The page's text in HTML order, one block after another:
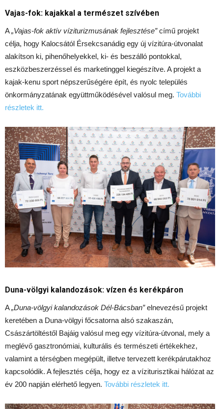
Vajas-fok: kajakkal a természet szívében
A„Vajas-fok aktív víziturizmusának fejlesztése”című projekt
célja, hogy Kalocsától Érsekcsanádig egy új vízitúra-útvonalat
alakítson ki, pihenőhelyekkel, ki- és beszálló pontokkal,
eszközbeszerzéssel és marketinggel kiegészítve. A projekt a
kajak-kenu sport népszerűségére épít, és nyolc település
önkormányzatának együttműködésével valósul meg. További
részletek itt.
Duna-völgyi kalandozások: vízen és kerékpáron
A„Duna-völgyi kalandozások Dél-Bácsban”elnevezésű projekt
keretében a Duna-völgyi főcsatorna alsó szakaszán,
Császártöltéstől Bajáig valósul meg egy vízitúra-útvonal, mely a
meglévő gasztronómiai, kulturális és természeti értékekhez,
valamint a térségben megépült, illetve tervezett kerékpárutakhoz
kapcsolódik. A fejlesztés célja, hogy ez a víziturisztikai hálózat az
év 200 napján elérhető legyen. További részletek itt.